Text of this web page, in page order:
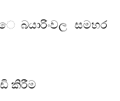
සමහර
කිරීම